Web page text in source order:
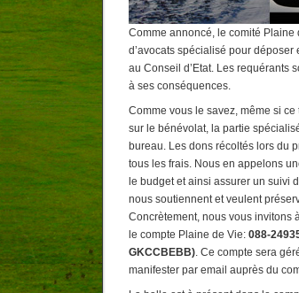
Comme annoncé, le comité Plaine
d’avocats spécialisé pour
au Conseil d’Etat. Les requérants
à ses conséquences.
Comme vous le savez, même si
sur le bénévolat, la partie
bureau. Les dons récoltés lors du
tous les frais. Nous en appelons
le budget et ainsi assurer un suivi
nous soutiennent et veulent
Concrètement, nous vous invitons
le compte Plaine de Vie: 088-
GKCCBEBB). Ce compte sera
manifester par email auprès du